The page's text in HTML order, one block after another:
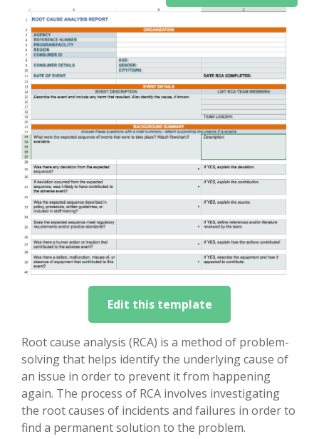
Edit this template
Root cause analysis (RCA) is a method of problem-
solving that helps identify the underlying cause of
an issue in order to prevent it from happening
again. The process of RCA involves investigating
the root causes of incidents and failures in order to
find a permanent solution to the problem.